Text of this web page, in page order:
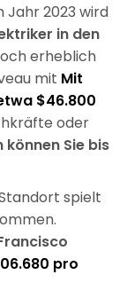
Jahr 2023 wird
in den
erheblich
mit Mit
$46.800
oder
können Sie bis
spielt
pro